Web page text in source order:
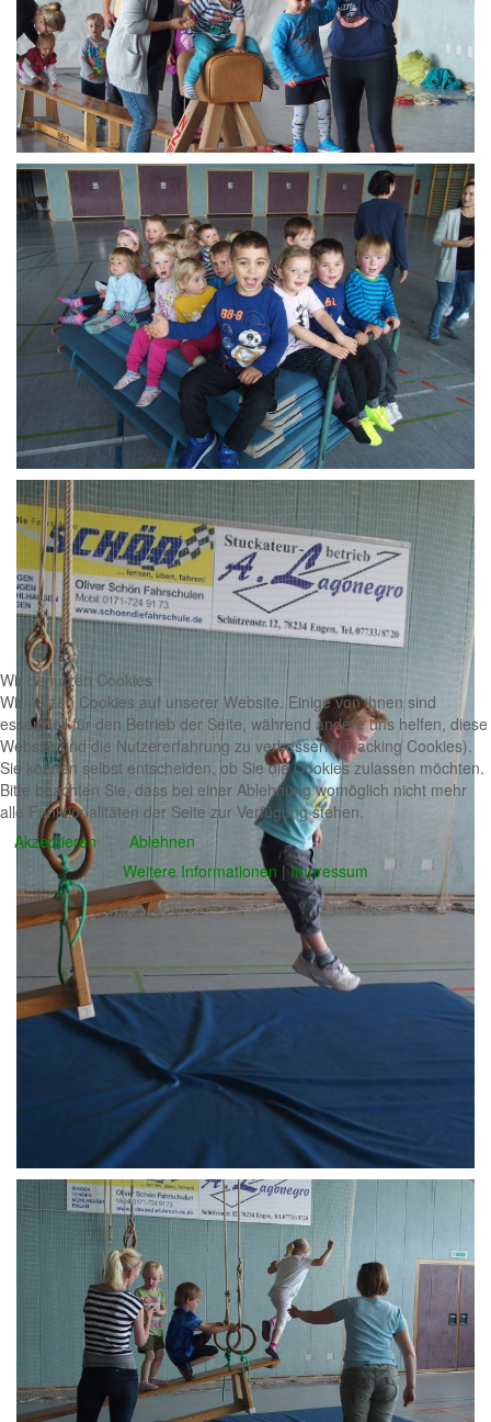
Wir benutzen Cookies
Wir nutzen Cookies auf unserer Website. Einige von ihnen sind
essenziell für den Betrieb der Seite, während andere uns helfen, diese
Website und die Nutzererfahrung zu verbessern (Tracking Cookies).
Sie können selbst entscheiden, ob Sie die Cookies zulassen möchten.
Bitte beachten Sie, dass bei einer Ablehnung womöglich nicht mehr
alle Funktionalitäten der Seite zur Verfügung stehen.
Akzeptieren
Ablehnen
Weitere Informationen |Impressum